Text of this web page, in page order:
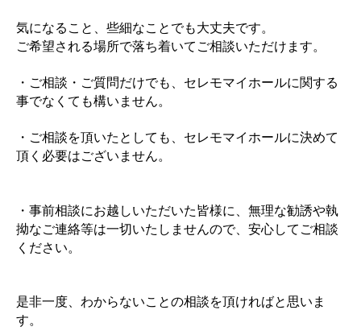
気になること、些細なことでも大丈夫です。
ご希望される場所で落ち着いてご相談いただけます。
・ご相談・ご質問だけでも、セレモマイホールに関する
事でなくても構いません。
・ご相談を頂いたとしても、セレモマイホールに決めて
頂く必要はございません。
・事前相談にお越しいただいた皆様に、無理な勧誘や執
拗なご連絡等は一切いたしませんので、安心してご相談
ください。
是非一度、わからないことの相談を頂ければと思いま
す。